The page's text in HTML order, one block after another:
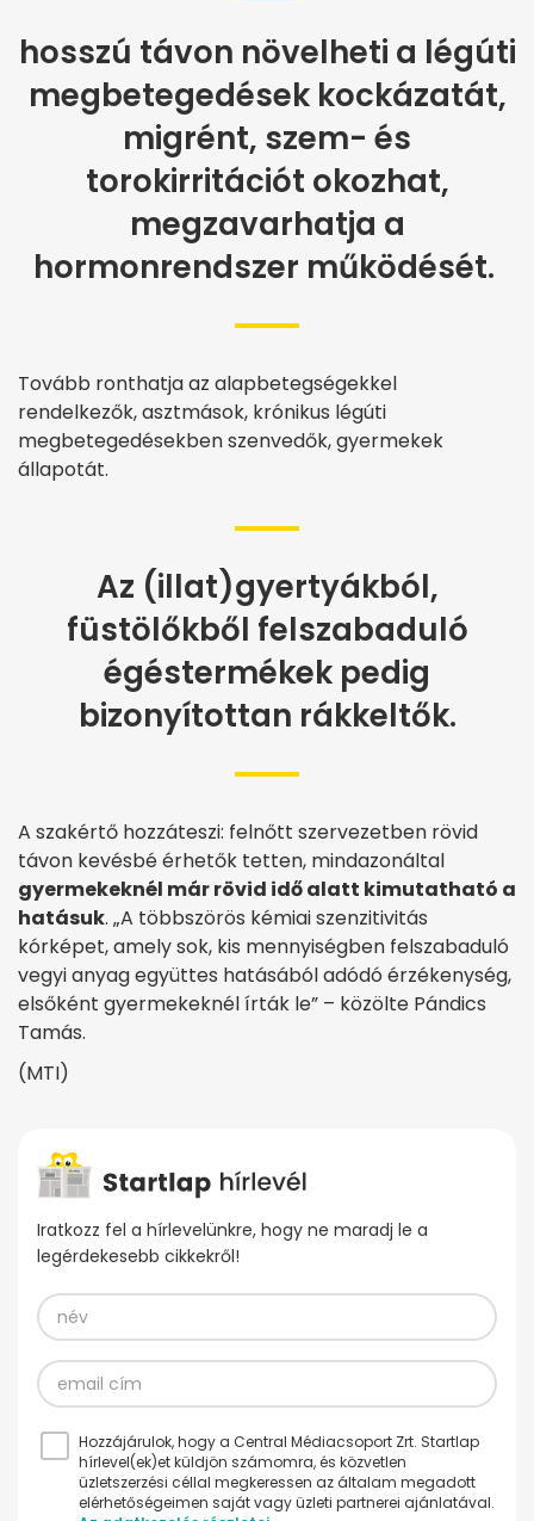
hosszú távon növelheti a légúti
megbetegedések kockázatát,
migrént, szem- és
torokirritációt okozhat,
megzavarhatja a
hormonrendszer működését.
Tovább ronthatja az alapbetegségekkel
rendelkezők, asztmások, krónikus légúti
megbetegedésekben szenvedők, gyermekek
állapotát.
Az (illat)gyertyákból,
füstölőkből felszabaduló
égéstermékek pedig
bizonyítottan rákkeltők.
A szakértő hozzáteszi: felnőtt szervezetben rövid
távon kevésbé érhetők tetten, mindazonáltal
gyermekeknél már rövid idő alatt kimutatható a
hatásuk. „A többszörös kémiai szenzitivitás
kórképet, amely sok, kis mennyiségben felszabaduló
vegyi anyag együttes hatásából adódó érzékenység,
elsőként gyermekeknél írták le” – közölte Pándics
Tamás.
(MTI)
Iratkozz fel a hírlevelünkre, hogy ne maradj le a
legérdekesebb cikkekről!
Hozzájárulok, hogy a Central Médiacsoport Zrt. Startlap
hírlevel(ek)et küldjön számomra, és közvetlen
üzletszerzési céllal megkeressen az általam megadott
elérhetőségeimen saját vagy üzleti partnerei ajánlatával.